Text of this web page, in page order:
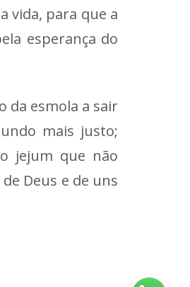
vida, para que a
esperança do
da esmola a sair
mais justo;
jejum que não
Deus e de uns